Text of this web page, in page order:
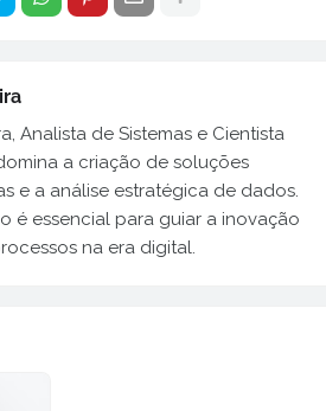
Analista de Sistemas e Cientista
a criação de soluções
e a análise estratégica de dados.
é essencial para guiar a inovação
na era digital.